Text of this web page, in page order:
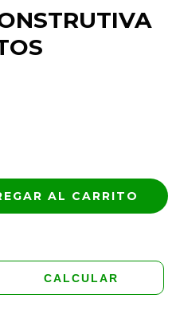
CALCULAR